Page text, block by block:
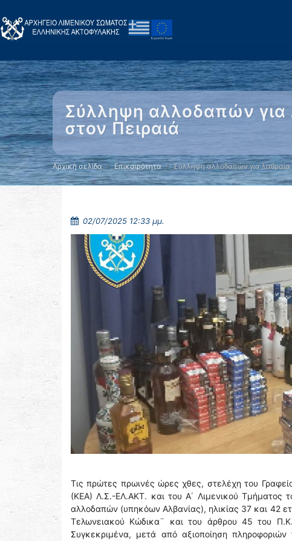
Σύλληψη αλλοδαπών για
στον Πειραιά
Αρχική σελίδα Επικαιρότητα Σύλληψη αλλοδαπών για
02/07/2025 12:33 μμ.
Τις πρώτες πρωινές ώρες χθες, στελέχη του
(ΚΕΑ) Λ.Σ.-ΕΛ.ΑΚΤ. και του Α΄ Λιμενικού Τμήματος
αλλοδαπών (υπηκόων Αλβανίας), ηλικίας 37 και 42
Τελωνειακού Κώδικα¨ και του άρθρου 45 του Π.Κ.
Συγκεκριμένα, μετά από αξιοποίηση